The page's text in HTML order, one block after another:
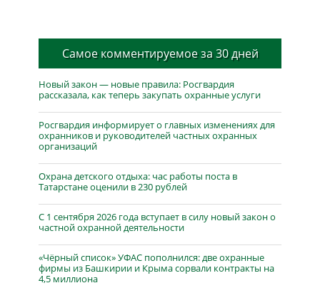
Самое комментируемое за 30 дней
Новый закон — новые правила: Росгвардия
рассказала, как теперь закупать охранные услуги
Росгвардия информирует о главных изменениях для
охранников и руководителей частных охранных
организаций
Охрана детского отдыха: час работы поста в
Татарстане оценили в 230 рублей
С 1 сентября 2026 года вступает в силу новый закон о
частной охранной деятельности
«Чёрный список» УФАС пополнился: две охранные
фирмы из Башкирии и Крыма сорвали контракты на
4,5 миллиона